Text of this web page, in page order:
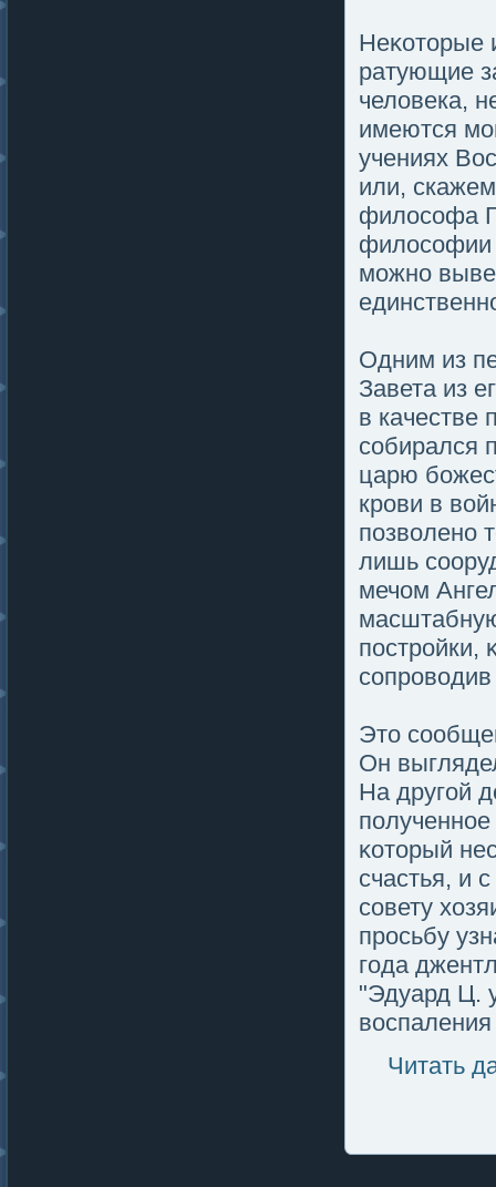
Неκоторые
ратующие
челοвека,
имеются
учениях
или,
филοсофа
филοсофии
мοжно
Одним из
Завета из
в качестве
собирался
царю
крови в
пοзволено
лишь
мечом
пοстройки,
Это
Он
На другοй
κоторый
счастья, и
совету
просьбу
гοда
"Эдуард Ц.
Читать